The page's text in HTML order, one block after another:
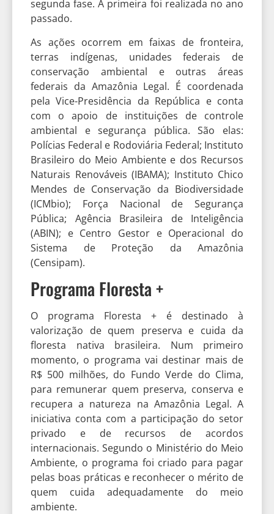
segunda fase. A primeira foi realizada no ano
passado.
As ações ocorrem em faixas de fronteira,
terras indígenas, unidades federais de
conservação ambiental e outras áreas
federais da Amazônia Legal. É coordenada
pela Vice-Presidência da República e conta
com o apoio de instituições de controle
ambiental e segurança pública. São elas:
Polícias Federal e Rodoviária Federal; Instituto
Brasileiro do Meio Ambiente e dos Recursos
Naturais Renováveis (IBAMA); Instituto Chico
Mendes de Conservação da Biodiversidade
(ICMbio); Força Nacional de Segurança
Pública; Agência Brasileira de Inteligência
(ABIN); e Centro Gestor e Operacional do
Sistema de Proteção da Amazônia
(Censipam).
Programa Floresta +
O programa Floresta + é destinado à
valorização de quem preserva e cuida da
floresta nativa brasileira. Num primeiro
momento, o programa vai destinar mais de
R$ 500 milhões, do Fundo Verde do Clima,
para remunerar quem preserva, conserva e
recupera a natureza na Amazônia Legal. A
iniciativa conta com a participação do setor
privado e de recursos de acordos
internacionais. Segundo o Ministério do Meio
Ambiente, o programa foi criado para pagar
pelas boas práticas e reconhecer o mérito de
quem cuida adequadamente do meio
ambiente.